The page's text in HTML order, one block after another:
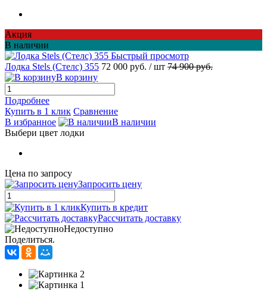
Акция
В наличии
Быстрый просмотр
Лодка Stels (Стелс) 355 72 000 руб. / шт 74 900 руб.
В корзину
Подробнее
Купить в 1 клик Сравнение
В избранное
В наличии
Выбери цвет лодки
Цена по запросу
Запросить цену
Купить в кредит
Рассчитать доставку
Недоступно
Поделиться.